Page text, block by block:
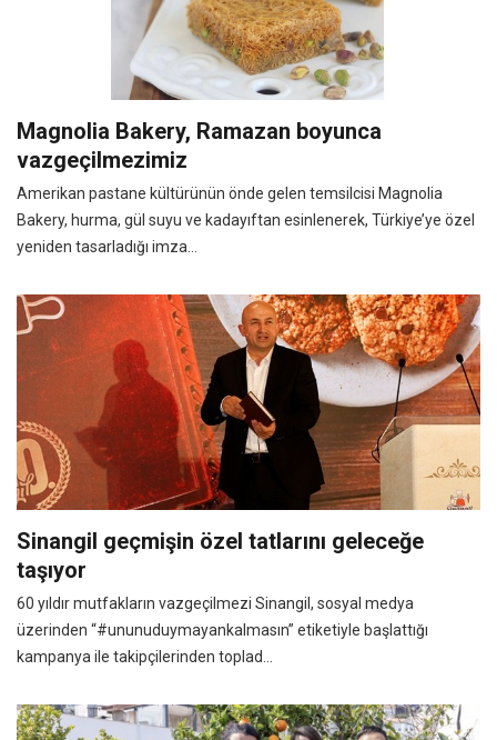
Magnolia Bakery, Ramazan boyunca
vazgeçilmezimiz
Amerikan pastane kültürünün önde gelen temsilcisi Magnolia
Bakery, hurma, gül suyu ve kadayıftan esinlenerek, Türkiye’ye özel
yeniden tasarladığı imza...
Sinangil geçmişin özel tatlarını geleceğe
taşıyor
60 yıldır mutfakların vazgeçilmezi Sinangil, sosyal medya
üzerinden “#ununuduymayankalmasın” etiketiyle başlattığı
kampanya ile takipçilerinden toplad...